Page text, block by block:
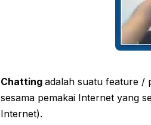
Chatting adalah suatu feature /
sesama pemakai Internet yang
Internet).